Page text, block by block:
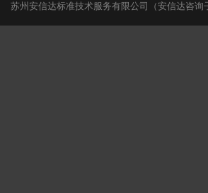
苏州安信达标准技术服务有限公司（安信达咨询